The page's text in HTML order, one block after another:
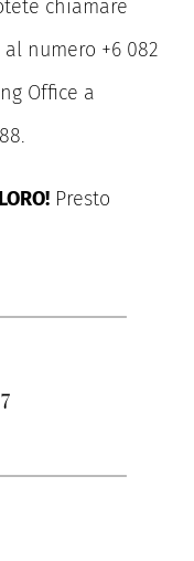
chiamare
numero +6 082
Office a
Presto